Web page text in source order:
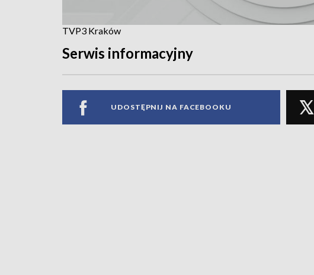
TVP3 Kraków
Serwis informacyjny
UDOSTĘPNIJ NA FACEBOOKU